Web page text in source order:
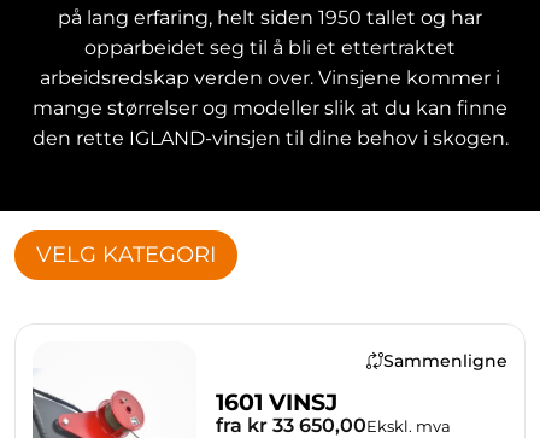
på lang erfaring, helt siden 1950 tallet og har
opparbeidet seg til å bli et ettertraktet
arbeidsredskap verden over. Vinsjene kommer i
mange størrelser og modeller slik at du kan finne
den rette IGLAND-vinsjen til dine behov i skogen.
VELG KATEGORI
Sammenligne
1601 VINSJ
fra kr 33 650,00Ekskl. mva